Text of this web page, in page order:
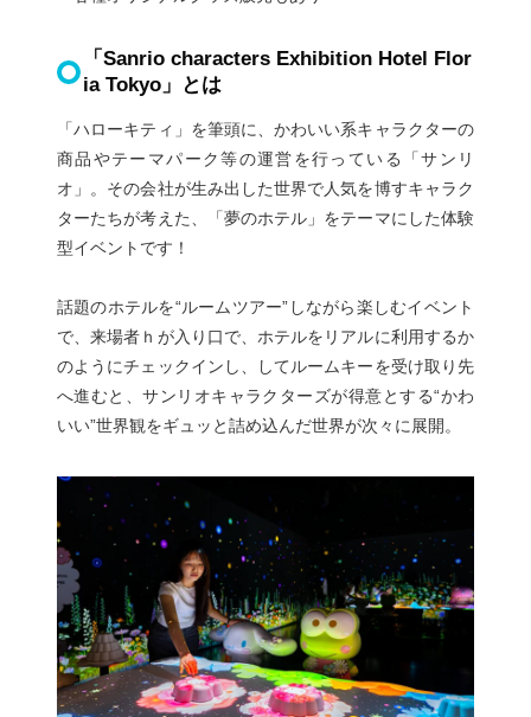
「Sanrio characters Exhibition Hotel Flor
ia Tokyo」とは
「ハローキティ」を筆頭に、かわいい系キャラクターの
商品やテーマパーク等の運営を行っている「サンリ
オ」。その会社が生み出した世界で人気を博すキャラク
ターたちが考えた、「夢のホテル」をテーマにした体験
型イベントです！
話題のホテルを“ルームツアー”しながら楽しむイベント
で、来場者ｈが入り口で、ホテルをリアルに利用するか
のようにチェックインし、してルームキーを受け取り先
へ進むと、サンリオキャラクターズが得意とする“かわ
いい”世界観をギュッと詰め込んだ世界が次々に展開。